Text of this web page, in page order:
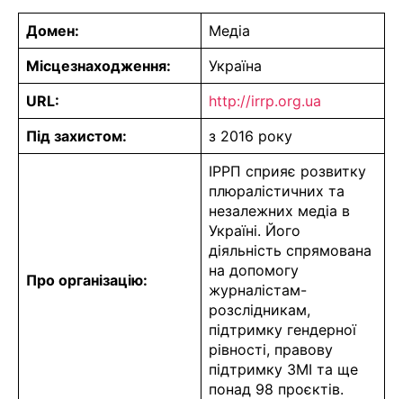
Домен:
Медіа
Місцезнаходження:
Україна
URL:
http://irrp.org.ua
Під захистом:
з 2016 року
Про організацію:
ІРРП сприяє розвитку
плюралістичних та
незалежних медіа в
Україні. Його
діяльність спрямована
на допомогу
журналістам-
розслідникам,
підтримку гендерної
рівності, правову
підтримку ЗМІ та ще
понад 98 проєктів.